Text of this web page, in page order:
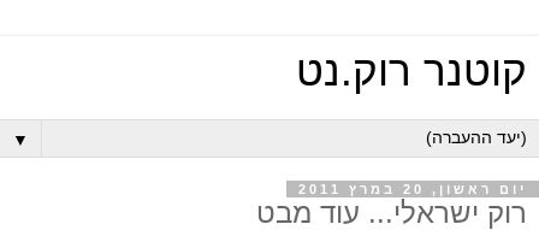
קוטנר רוק.נט
▼
יום ראשון, 20 במרץ 2011
רוק ישראלי... עוד מבט